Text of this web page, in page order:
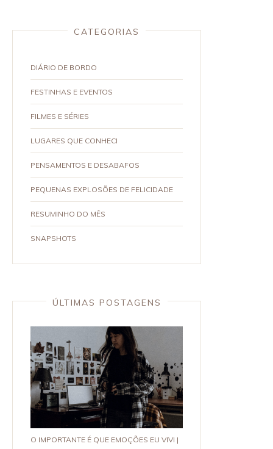
CATEGORIAS
DIÁRIO DE BORDO
FESTINHAS E EVENTOS
FILMES E SÉRIES
LUGARES QUE CONHECI
PENSAMENTOS E DESABAFOS
PEQUENAS EXPLOSÕES DE FELICIDADE
RESUMINHO DO MÊS
SNAPSHOTS
ÚLTIMAS POSTAGENS
O IMPORTANTE É QUE EMOÇÕES EU VIVI |